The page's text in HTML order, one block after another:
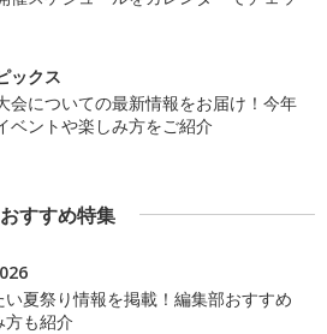
ックス
会についての最新情報をお届け！今年
ベントや楽しみ方をご紹介
おすすめ特集
い夏祭り情報を掲載！編集部おすすめ
方も紹介